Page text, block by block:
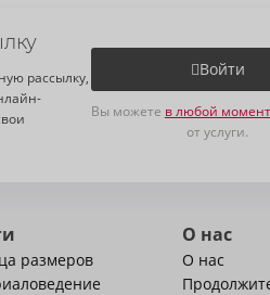
рассылку,
Войти
Вы можете в любой момент
от услуги.
размеров
О нас
О нас